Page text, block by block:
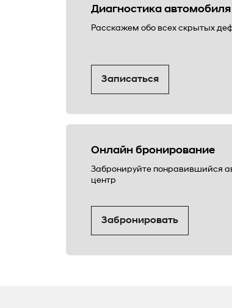
Диагностика
Расскажем обо всех скрытых
Записаться
Онлайн бронирование
Забронируйте понравившийся
центр
Забронировать